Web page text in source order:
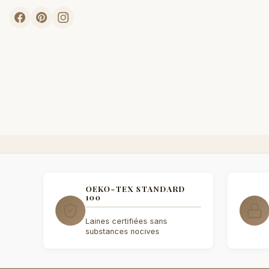
OEKO-TEX STANDARD
100
Laines certifiées sans
substances nocives